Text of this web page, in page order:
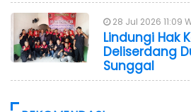
28 Jul 2026 11:09
Lindungi Hak
Deliserdang
Sunggal